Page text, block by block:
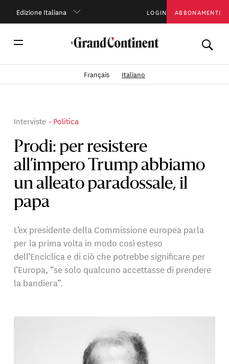
Edizione Italiana LOGIN ABBONAMENTI
Français Italiano
Prodi: per resistere
all’impero Trump abbiamo
un alleato paradossale, il
papa
Interviste Politica
L’ex presidente della Commissione europea parla
per la prima volta in modo così esteso
dell’Enciclica e di ciò che potrebbe significare per
l’Europa, “se solo qualcuno accettasse di prendere
la bandiera”.